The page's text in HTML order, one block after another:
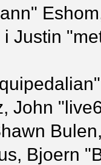
i Justin
John
Bjoern